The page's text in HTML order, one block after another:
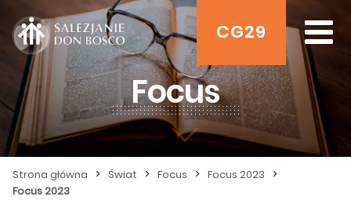
CG29
Focus
Strona główna > Świat > Focus > Focus 2023 >
Focus 2023